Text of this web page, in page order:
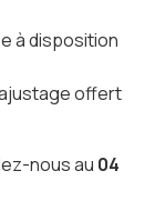
à disposition
offert
nous au 04